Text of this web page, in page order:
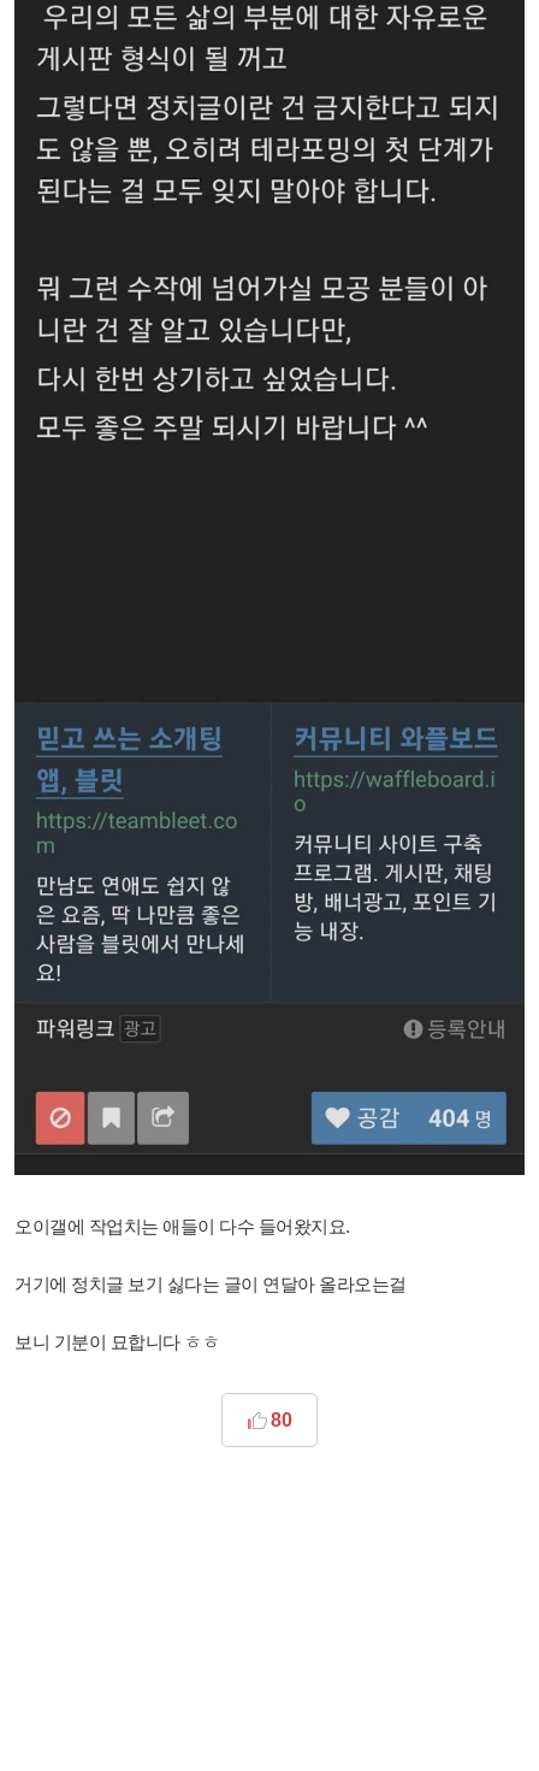
오이갤에 작업치는 애들이 다수 들어왔지요.
거기에 정치글 보기 싫다는 글이 연달아 올라오는걸
보니 기분이 묘합니다 ㅎㅎ
80